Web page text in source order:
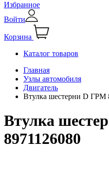
Избранное
Войти
Корзина
Каталог товаров
Главная
Узлы автомобиля
Двигатель
Втулка шестерни D ГРМ
Втулка
8971126080